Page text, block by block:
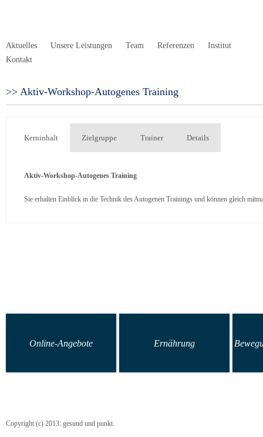
Aktuelles Unsere Leistungen Team Referenzen
Institut
Kontakt
Aktiv-Workshop-Autogenes Training
Kerninhalt Zielgruppe Trainer Details
Aktiv-Workshop-Autogenes Training
Sie erhalten Einblick in die Technik des Autogenen Trainings und können gleich
Online-Angebote Ernährung
Copyright (c) 2013: gesund und punkt.